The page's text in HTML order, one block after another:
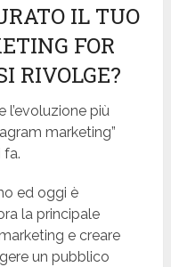
IL TUO
FOR
RIVOLGE?
l’evoluzione più
marketing”
fa.
ed oggi è
la principale
e creare
un pubblico